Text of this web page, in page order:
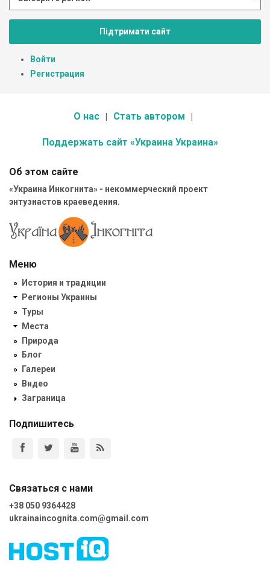
Підтримати сайт
Войти
Регистрация
О нас Стать автором
Поддержать сайт «Украина Украина»
Об этом сайте
«Украина Инкогнита» - некоммерческий проект
энтузиастов краеведения.
Меню
История и традиции
Регионы Украины
Туры
Места
Природа
Блог
Галереи
Видео
Заграница
Подпишитесь
Связаться с нами
+38 050 9364428
ukrainaincognita.com@gmail.com